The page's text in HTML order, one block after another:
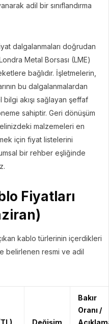
adil bir sınıflandırma
dalgalanmaları doğrudan
Metal Borsası (LME)
bağlıdır. İşletmelerin,
bu dalgalanmalardan
akışı sağlayan şeffaf
sahiptir. Geri dönüşüm
malzemeleri en
için fiyat listelerini
bir rehber eşliğinde
Fiyatları
kablo türlerinin içerdikleri
belirlenen resmi ve adil
Değişim
Bakır
Oranı /